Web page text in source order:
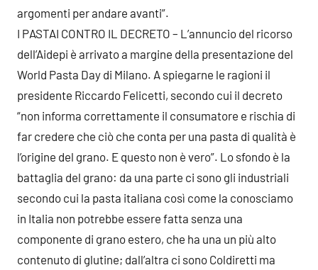
argomenti per andare avanti”.
I PASTAI CONTRO IL DECRETO – L’annuncio del ricorso
dell’Aidepi è arrivato a margine della presentazione del
World Pasta Day di Milano. A spiegarne le ragioni il
presidente Riccardo Felicetti, secondo cui il decreto
“non informa correttamente il consumatore e rischia di
far credere che ciò che conta per una pasta di qualità è
l’origine del grano. E questo non è vero”. Lo sfondo è la
battaglia del grano: da una parte ci sono gli industriali
secondo cui la pasta italiana così come la conosciamo
in Italia non potrebbe essere fatta senza una
componente di grano estero, che ha una un più alto
contenuto di glutine; dall’altra ci sono Coldiretti ma